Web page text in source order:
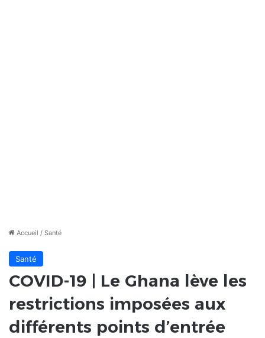
Accueil / Santé
Santé
COVID-19 | Le Ghana lève les
restrictions imposées aux
différents points d’entrée